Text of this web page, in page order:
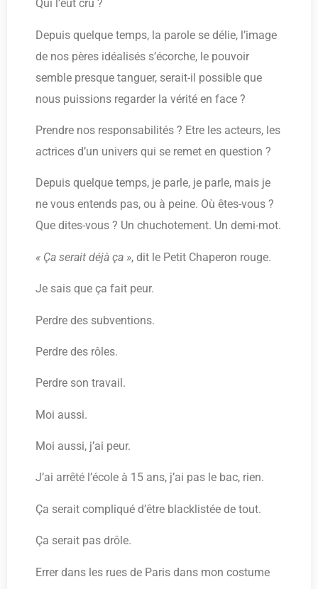
Qui l’eût cru ?
Depuis quelque temps, la parole se délie, l’image
de nos pères idéalisés s’écorche, le pouvoir
semble presque tanguer, serait-il possible que
nous puissions regarder la vérité en face ?
Prendre nos responsabilités ? Etre les acteurs, les
actrices d’un univers qui se remet en question ?
Depuis quelque temps, je parle, je parle, mais je
ne vous entends pas, ou à peine. Où êtes-vous ?
Que dites-vous ? Un chuchotement. Un demi-mot.
« Ça serait déjà ça », dit le Petit Chaperon rouge.
Je sais que ça fait peur.
Perdre des subventions.
Perdre des rôles.
Perdre son travail.
Moi aussi.
Moi aussi, j’ai peur.
J’ai arrêté l’école à 15 ans, j’ai pas le bac, rien.
Ça serait compliqué d’être blacklistée de tout.
Ça serait pas drôle.
Errer dans les rues de Paris dans mon costume